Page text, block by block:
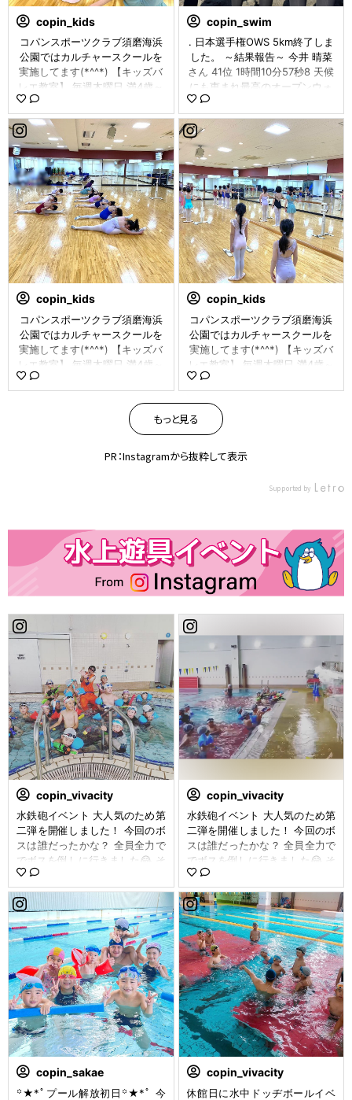
copin_kids
コパンスポーツクラブ須磨海浜
公園ではカルチャースクールを
実施してます(*^^*) 【キッズバ
レエ教室】 毎週木曜日 満4歳～
キッズクラスから高等クラスま
でレベルに合わせたレッスンを
おこないます。 背筋の伸びた美
しい歩き方だけでなく、高い精
神力や集中力、表現力なども身
に付き、心身ともに強く成長す
ることができます！ 無料体験も
実施中です！！ 店頭またはお電
話してお問い合わせください。
〒654-0045 神戸市須磨区松風
町5-2-33 コパンスポーツクラ
ブ須磨海浜公園 TEL : 078-732-
1080 #コパン #copin #コパン
スポーツクラブ #コパンスポー
#バレエ教室 #習い事 #子供習い
事 #神戸市須磨区 #神戸市 #須
磨区 #キッズバレエ #子供バレ
エ #バレエレッスン #copinhk1
copin_swim
. 日本選手権OWS 5km終了しま
した。 ～結果報告～ 今井 晴菜
さん 41位 1時間10分57秒8 天候
にも恵まれ最高のオープンウォ
ーター日和！今日が引退レース
の今井さん、今までの水泳人生
の全てを出し切って最高のレー
スをしてくれました。 本当に良
く頑張ってくれました!! 受験勉
強も頑張ってください！ #日本
選手権 #OWS #コパン #コパン
可児 #帝京大可児 #引退レース
#お疲れ様 #ベテラン？ #鍛えら
れた背中 #いや肩幅？#copin_k
s0628
copin_kids
コパンスポーツクラブ須磨海浜
公園ではカルチャースクールを
実施してます(*^^*) 【キッズバ
レエ教室】 毎週木曜日 満4歳～
キッズクラスから高等クラスま
でレベルに合わせたレッスンを
おこないます。 背筋の伸びた美
しい歩き方だけでなく、高い精
神力や集中力、表現力なども身
に付き、心身ともに強く成長す
町5-2-33 コパンスポーツクラ
ブ須磨海浜公園 TEL : 078-732-
1080 #コパン #copin #コパン
スポーツクラブ #コパンスポー
ツクラブ須磨海浜公園 #バレエ
事 #神戸市須磨区 #神戸市 #須
磨区 #キッズバレエ #子供バレ
エ #バレエレッスン #copinhk1
029
copin_kids
コパンスポーツクラブ須磨海浜
公園ではカルチャースクールを
実施してます(*^^*) 【キッズバ
レエ教室】 毎週木曜日 満4歳～
キッズクラスから高等クラスま
でレベルに合わせたレッスンを
おこないます。 背筋の伸びた美
しい歩き方だけでなく、高い精
神力や集中力、表現力なども身
に付き、心身ともに強く成長す
実施中です！！ 店頭またはお電
町5-2-33 コパンスポーツクラ
ブ須磨海浜公園 TEL : 078-732-
1080 #コパン #copin #コパン
スポーツクラブ #コパンスポー
ツクラブ須磨海浜公園 #バレエ
事 #神戸市須磨区 #神戸市 #須
磨区 #キッズバレエ #子供バレ
エ #バレエレッスン #copinhk1
もっと見る
PR：Instagramから抜粋して表示
Supported by
copin_vivacity
水鉄砲イベント 大人気のため第
二弾を開催しました！ 今回のボ
スは誰だったかな？ 全員全力で
でボスを倒しに行きました😂 そ
してお菓子の掴み取りでたくさ
んお菓子を持って帰りました ぜ
ひまた参加してください！ #コ
パンビバシティ#コパン #コパン
ビバシティ店 #コパンスポーツ
クラブ #コパンスイミングスク
ール #コパンスイミング #スイ
ミング #スポーツクラブ #イベ
ント#水鉄砲#夏休み#夏休みイ
ベント#copin_so1009
copin_vivacity
水鉄砲イベント 大人気のため第
二弾を開催しました！ 今回のボ
スは誰だったかな？ 全員全力で
でボスを倒しに行きました😂 そ
してお菓子の掴み取りでたくさ
んお菓子を持って帰りました ぜ
ひまた参加してください！ #コ
パンビバシティ#コパン #コパン
ビバシティ店 #コパンスポーツ
クラブ #コパンスイミングスク
ール #コパンスイミング #スイ
ミング #スポーツクラブ #イベ
ント#水鉄砲#夏休み#夏休みイ
ベント#copin_so1009
copin_sakae
꙳★*ﾟプール解放初日꙳★*ﾟ 今
copin_vivacity
休館日に水中ドッヂボールイベ